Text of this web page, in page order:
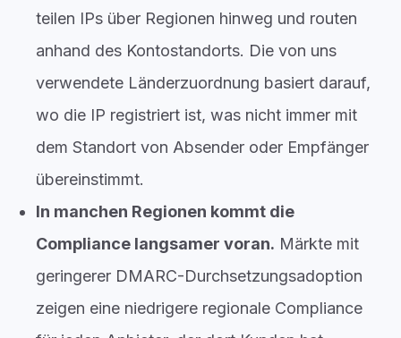
teilen IPs über Regionen hinweg und routen
anhand des Kontostandorts. Die von uns
verwendete Länderzuordnung basiert darauf,
wo die IP registriert ist, was nicht immer mit
dem Standort von Absender oder Empfänger
übereinstimmt.
In manchen Regionen kommt die
Compliance langsamer voran. Märkte mit
geringerer DMARC-Durchsetzungsadoption
zeigen eine niedrigere regionale Compliance